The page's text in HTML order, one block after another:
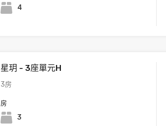
4
星玥 - 3座單元H
3房
房
3